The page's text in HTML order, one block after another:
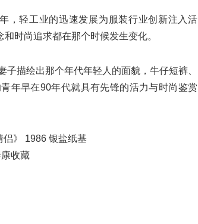
，轻工业的迅速发展为服装行业创新注入活
时尚追求都在那个时候发生变化。
描绘出那个年代年轻人的面貌，牛仔短裤、
年早在90年代就具有先锋的活力与时尚鉴赏